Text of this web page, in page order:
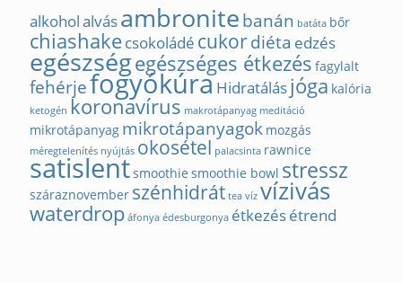
alkoholalvásambronite banán batáta bőr
chiashakecsokoládé cukordiéta edzés
egészségegészséges étkezés fagylalt
fehérjefogyókúraHidratálásjóga kalória
ketogén koronavírus makrotápanyag meditáció
mikrotápanyag mikrotápanyagok mozgás
méregtelenítés nyújtás okosétel palacsinta rawnice
satislentsmoothie smoothie bowl stressz
száraznovember szénhidrát tea víz vízivás
waterdrop áfonya édesburgonya étkezésétrend